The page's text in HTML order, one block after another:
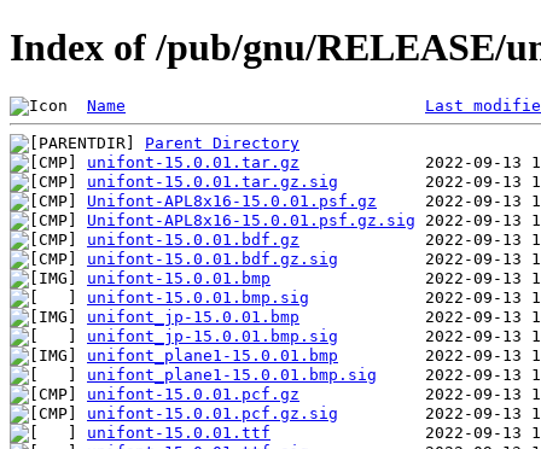
Index of /pub/gnu/RELEASE/
Name Last
Parent Directory
unifont-15.0.01.tar.gz
unifont-15.0.01.tar.gz.sig
Unifont-APL8x16-15.0.01.psf.gz
Unifont-APL8x16-15.0.01.psf.gz.sig
unifont-15.0.01.bdf.gz
unifont-15.0.01.bdf.gz.sig
unifont-15.0.01.bmp
unifont-15.0.01.bmp.sig
unifont_jp-15.0.01.bmp
unifont_jp-15.0.01.bmp.sig
unifont_plane1-15.0.01.bmp
unifont_plane1-15.0.01.bmp.sig
unifont-15.0.01.pcf.gz
unifont-15.0.01.pcf.gz.sig
unifont-15.0.01.ttf